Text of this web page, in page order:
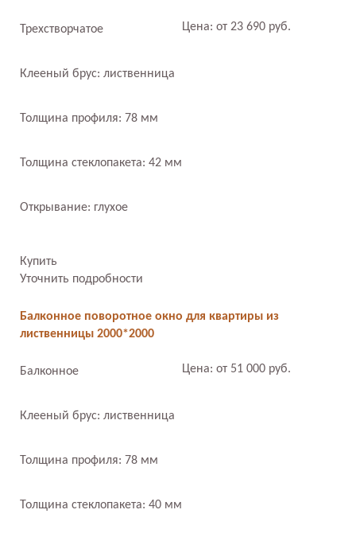
Трехстворчатое
Клееный брус: лиственница
Толщина профиля: 78 мм
Толщина стеклопакета: 42 мм
Открывание: глухое
Цена: от 23 690 руб.
Купить
Уточнить подробности
Балконное поворотное окно для квартиры из
лиственницы 2000*2000
Балконное
Клееный брус: лиственница
Толщина профиля: 78 мм
Толщина стеклопакета: 40 мм
Цена: от 51 000 руб.